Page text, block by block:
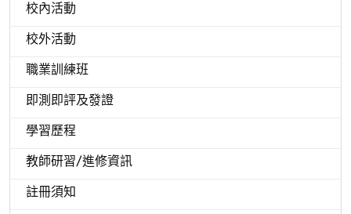
校內活動
校外活動
職業訓練班
即測即評及發證
學習歷程
教師研習/進修資訊
註冊須知